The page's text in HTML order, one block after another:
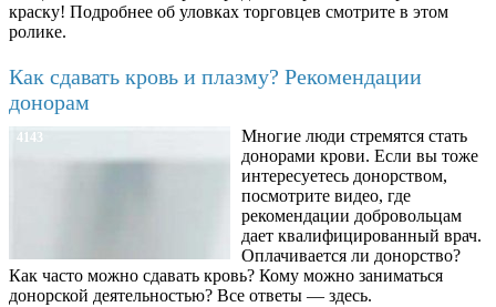
краску! Подробнее об уловках торговцев смотрите в этом
ролике.
Как сдавать кровь и плазму? Рекомендации
донорам
4143
Многие люди стремятся стать
донорами крови. Если вы тоже
интересуетесь донорством,
посмотрите видео, где
рекомендации добровольцам
дает квалифицированный врач.
Оплачивается ли донорство?
Как часто можно сдавать кровь? Кому можно заниматься
донорской деятельностью? Все ответы — здесь.